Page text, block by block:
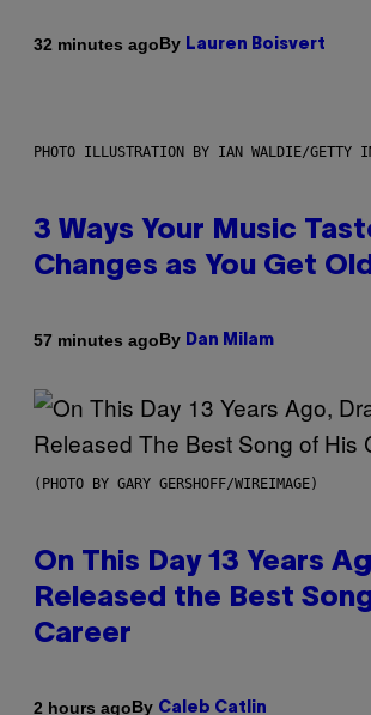
32 minutes agoBy Lauren Boisvert
PHOTO ILLUSTRATION BY IAN WALDIE/GETTY
3 Ways Your Music
Changes as You Get
57 minutes agoBy Dan Milam
(PHOTO BY GARY GERSHOFF/WIREIMAGE)
On This Day 13 Years
Released the Best
Career
2 hours agoBy Caleb Catlin